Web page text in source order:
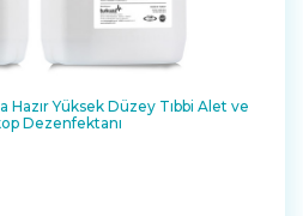
Hazır Yüksek Düzey Tıbbi Alet ve
Dezenfektanı